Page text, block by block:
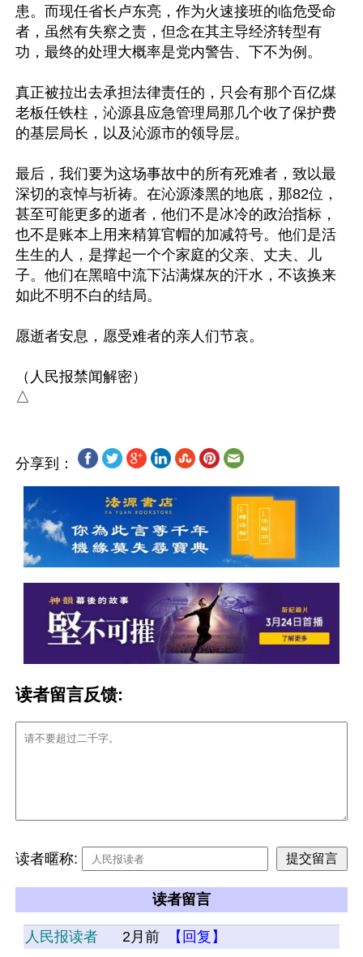
患。而现任省长卢东亮，作为火速接班的临危受命
者，虽然有失察之责，但念在其主导经济转型有
功，最终的处理大概率是党内警告、下不为例。
真正被拉出去承担法律责任的，只会有那个百亿煤
老板任铁柱，沁源县应急管理局那几个收了保护费
的基层局长，以及沁源市的领导层。
最后，我们要为这场事故中的所有死难者，致以最
深切的哀悼与祈祷。在沁源漆黑的地底，那82位，
甚至可能更多的逝者，他们不是冰冷的政治指标，
也不是账本上用来精算官帽的加减符号。他们是活
生生的人，是撑起一个个家庭的父亲、丈夫、儿
子。他们在黑暗中流下沾满煤灰的汗水，不该换来
如此不明不白的结局。
愿逝者安息，愿受难者的亲人们节哀。
（人民报禁闻解密）
分享到：
读者留言反馈:
读者暱称:
读者留言
人民报读者 2月前 【回复】